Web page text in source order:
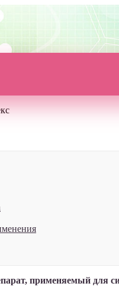
применяемый для